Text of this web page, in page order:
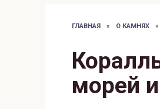
ГЛАВНАЯ » О КАМНЯХ »
морей